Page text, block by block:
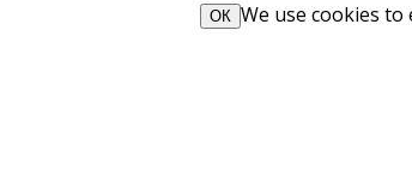
We use cookies
ОК